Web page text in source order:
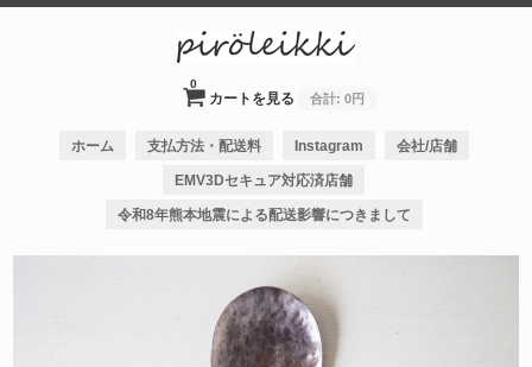
カートを見る
0
合計: 0円
ホーム 支払方法・配送料 Instagram 会社/店舗
EMV3Dセキュア対応済店舗
令和8年熊本地震による配送影響につきまして